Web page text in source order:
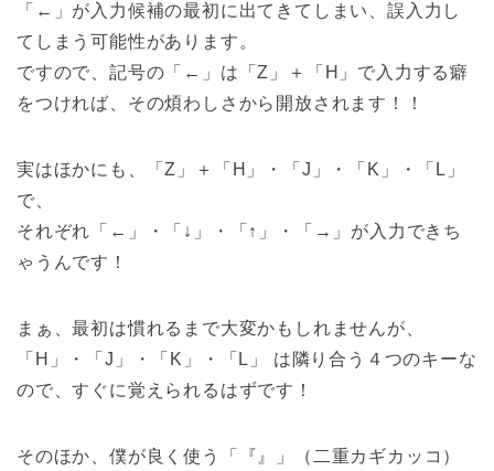
「←」が入力候補の最初に出てきてしまい、誤入力し
てしまう可能性があります。
ですので、記号の「←」は「Z」＋「H」で入力する癖
をつければ、その煩わしさから開放されます！！
実はほかにも、「Z」＋「H」・「J」・「K」・「L」
で、
それぞれ「←」・「↓」・「↑」・「→」が入力できち
ゃうんです！
まぁ、最初は慣れるまで大変かもしれませんが、
「H」・「J」・「K」・「L」 は隣り合う４つのキーな
ので、すぐに覚えられるはずです！
そのほか、僕が良く使う「『』」（二重カギカッコ）